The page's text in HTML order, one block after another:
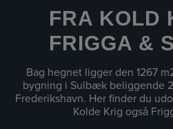
FRA KOLD
FRIGGA &
Bag hegnet ligger den 1267
bygning i Sulbæk beliggende
Frederikshavn. Her finder du
Kolde Krig også